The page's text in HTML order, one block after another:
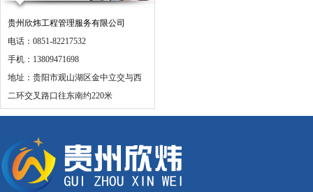
贵州欣炜工程管理服务有限公司
电话：0851-82217532
手机：13809471698
地址：贵阳市观山湖区金中立交与西
二环交叉路口往东南约220米